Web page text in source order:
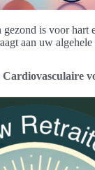
is voor hart
aan uw